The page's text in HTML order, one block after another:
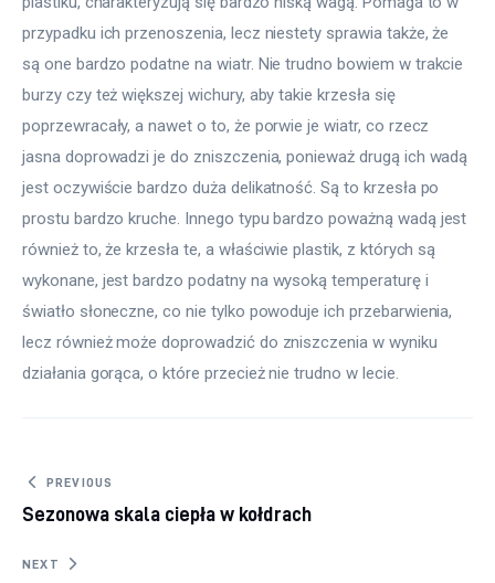
przypadku ich przenoszenia, lecz niestety sprawia także, że
są one bardzo podatne na wiatr. Nie trudno bowiem w trakcie
burzy czy też większej wichury, aby takie krzesła się
poprzewracały, a nawet o to, że porwie je wiatr, co rzecz
jasna doprowadzi je do zniszczenia, ponieważ drugą ich wadą
jest oczywiście bardzo duża delikatność. Są to krzesła po
prostu bardzo kruche. Innego typu bardzo poważną wadą jest
również to, że krzesła te, a właściwie plastik, z których są
wykonane, jest bardzo podatny na wysoką temperaturę i
światło słoneczne, co nie tylko powoduje ich przebarwienia,
lecz również może doprowadzić do zniszczenia w wyniku
działania gorąca, o które przecież nie trudno w lecie.
Nawigacja wpisu
PREVIOUS
Sezonowa skala ciepła w kołdrach
NEXT